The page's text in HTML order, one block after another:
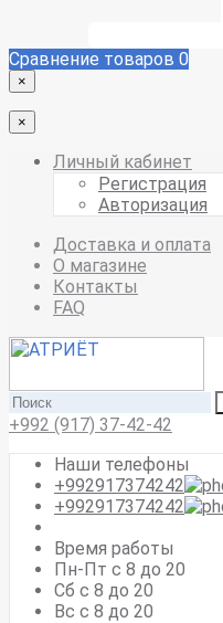
Сравнение товаров 0
×
×
Личный кабинет
Регистрация
Авторизация
Доставка и оплата
О магазине
Контакты
FAQ
+992 (917) 37-42-42
Наши телефоны
+992917374242
+992917374242
Время работы
Пн-Пт с 8 до 20
Сб с 8 до 20
Вс c 8 до 20